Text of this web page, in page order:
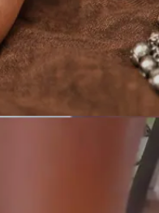
पायल
पायल ऑक्सीडाइज्ड
फंक्शन में स्टाइल करके